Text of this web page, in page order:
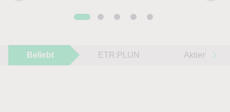
Beliebt ETR:PLUN Aktien im